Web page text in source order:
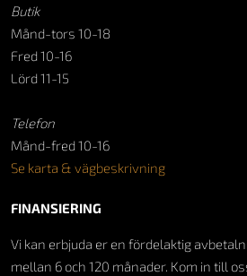
Butik
Månd-tors 10-18
Fred 10-16
Lörd 11-15
Telefon
Månd-fred 10-16
Se karta & vägbeskrivning
FINANSIERING
Vi kan erbjuda er en fördelaktig
mellan 6 och 120 månader. Kom in till